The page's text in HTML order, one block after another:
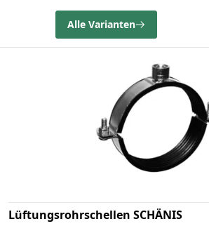
Alle Varianten
Lüftungsrohrschellen SCHÄNIS